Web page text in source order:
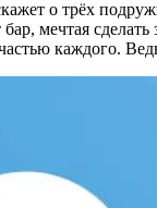
о трёх
мечтая
каждого.